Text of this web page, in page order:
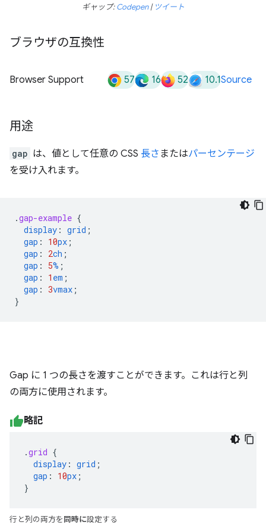
ギャップ:Codepen| ツイート
ブラウザの互換性
Browser Support 57 16 52 10.1Source
用途
gap は、値として任意の CSS 長さ またはパーセンテージ
を受け入れます。
.gap-example {
display : grid ;
gap : 10px ;
gap : 2ch ;
gap : 5% ;
gap : 1 em ;
gap : 3vmax ;
}
Gap に 1 つの長さを渡すことができます。これは行と列
の両方に使用されます。
略記
.grid {
display : grid ;
gap : 10px ;
}
行と列の両方を 同時に設定する